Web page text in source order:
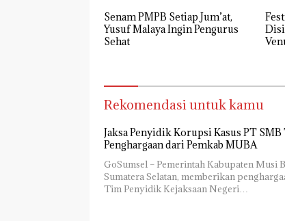
Senam PMPB Setiap Jum’at,
Yusuf Malaya Ingin Pengurus
Sehat
Rekomendasi untuk kamu
Jaksa Penyidik Korupsi Kasus PT
Penghargaan dari Pemkab MUBA
GoSumsel – Pemerintah Kabupaten Musi
Sumatera Selatan, memberikan
Tim Penyidik Kejaksaan Negeri…